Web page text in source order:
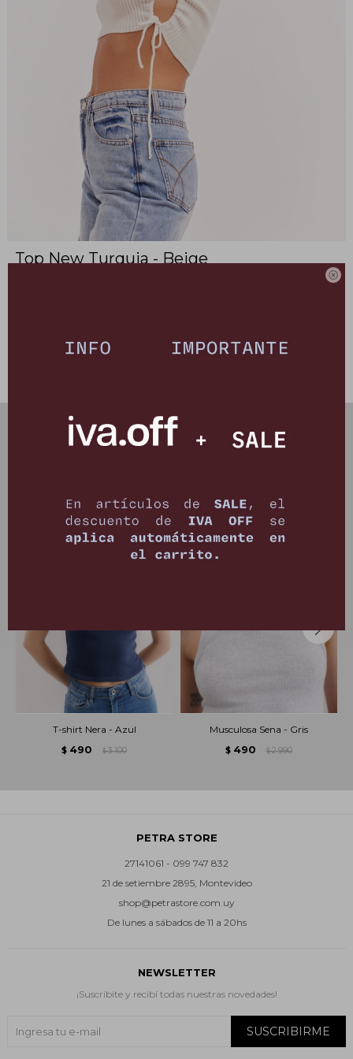

Top New Turquia - Beige
Este artículo está agotado.
PRODUCTOS QUE TE PUEDEN INTERESAR
T-shirt Nera - Azul
$ 490 $ 3.100
Musculosa Sena - Gris
$ 490 $ 2.990
PETRA STORE
27141061 - 099 747 832
21 de setiembre 2895, Montevideo
shop@petrastore.com.uy
De lunes a sábados de 11 a 20hs
NEWSLETTER
¡Suscribite y recibí todas nuestras novedades!
SUSCRIBIRME